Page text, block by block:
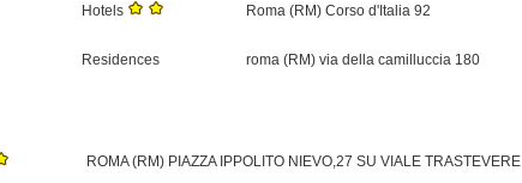
Hotels Roma (RM) Corso d'Italia 92
Residences roma (RM) via della camilluccia 180
ROMA (RM) PIAZZA IPPOLITO NIEVO,27 SU VIALE TRASTEVERE